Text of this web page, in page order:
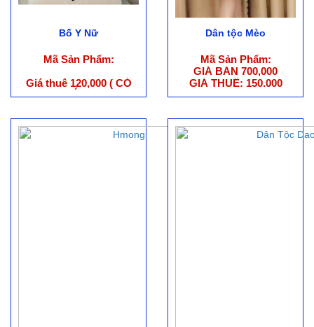
Bố Y Nữ
Mã Sản Phẩm:
Giá thuê 120,000 ( CÓ
NÓN )
Dân tộc Mèo
Mã Sản Phẩm:
GIÁ BÁN 700,000
GIÁ THUÊ: 150.000